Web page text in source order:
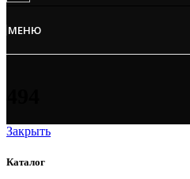
МЕНЮ
Закрыть
Каталог